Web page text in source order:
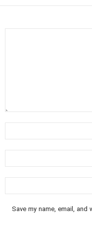
Save my name, email,